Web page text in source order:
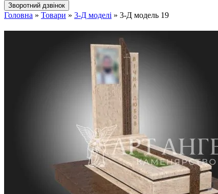
Зворотний дзвінок
Головна » Товари » 3-Д моделі » 3-Д модель 19